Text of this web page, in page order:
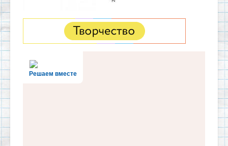
Решаем вместе